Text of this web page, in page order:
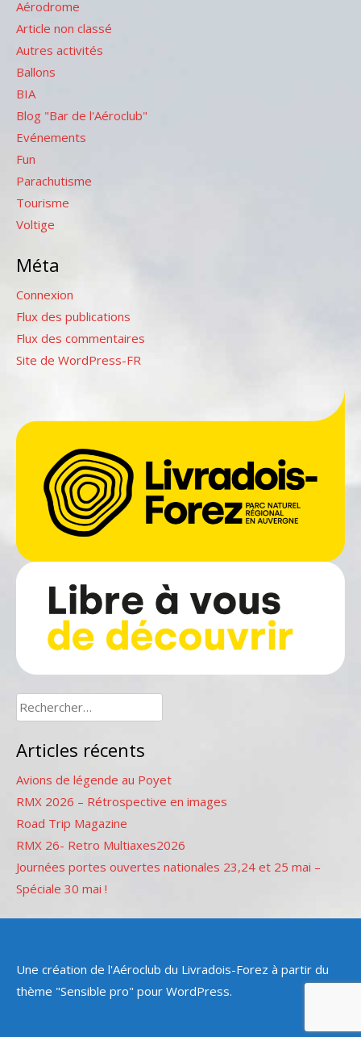
Aérodrome
Article non classé
Autres activités
Ballons
BIA
Blog "Bar de l'Aéroclub"
Evénements
Fun
Parachutisme
Tourisme
Voltige
Méta
Connexion
Flux des publications
Flux des commentaires
Site de WordPress-FR
Rechercher :
Articles récents
Avions de légende au Poyet
RMX 2026 – Rétrospective en images
Road Trip Magazine
RMX 26- Retro Multiaxes2026
Journées portes ouvertes nationales 23,24 et 25 mai –
Spéciale 30 mai !
Une création de l'Aéroclub du Livradois-Forez à partir du
thème "Sensible pro" pour WordPress.